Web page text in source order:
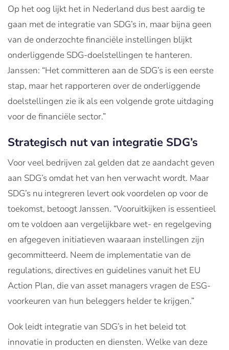
Op het oog lijkt het in Nederland dus best aardig te
gaan met de integratie van SDG’s in, maar bijna geen
van de onderzochte financiële instellingen blijkt
onderliggende SDG-doelstellingen te hanteren.
Janssen: “Het committeren aan de SDG’s is een eerste
stap, maar het rapporteren over de onderliggende
doelstellingen zie ik als een volgende grote uitdaging
voor de financiële sector.”
Strategisch nut van integratie SDG’s
Voor veel bedrijven zal gelden dat ze aandacht geven
aan SDG’s omdat het van hen verwacht wordt. Maar
SDG’s nu integreren levert ook voordelen op voor de
toekomst, betoogt Janssen. “Vooruitkijken is essentieel
om te voldoen aan vergelijkbare wet- en regelgeving
en afgegeven initiatieven waaraan instellingen zijn
gecommitteerd. Neem de implementatie van de
regulations, directives en guidelines vanuit het EU
Action Plan, die van asset managers vragen de ESG-
voorkeuren van hun beleggers helder te krijgen.”
Ook leidt integratie van SDG’s in het beleid tot
innovatie in producten en diensten. Welke van deze